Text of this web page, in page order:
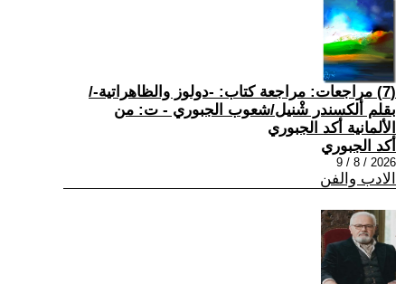
(7) مراجعات: مراجعة كتاب: -دولوز والظاهراتية-/
بقلم ألكسندر شْنيل/شعوب الجبوري - ت: من
الألمانية أكد الجبوري
أكد الجبوري
2026 / 8 / 9
الادب والفن